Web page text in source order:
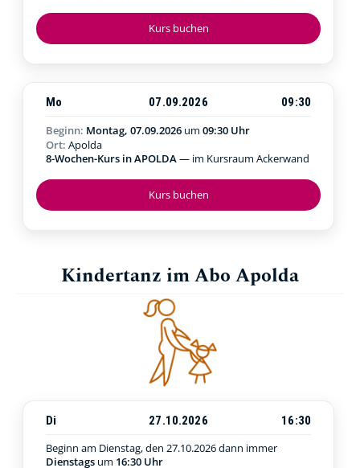
Kurs buchen
Kurs buchen
Mo 07.09.2026
09:30
Beginn: Montag, 07.09.2026 um 09:30 Uhr
Ort: Apolda
8-Wochen-Kurs in APOLDA— im Kursraum Ackerwand
Kindertanz im Abo Apolda
Di 27.10.2026
16:30
Beginn am Dienstag, den 27.10.2026dann immer
Dienstags um 16:30 Uhr